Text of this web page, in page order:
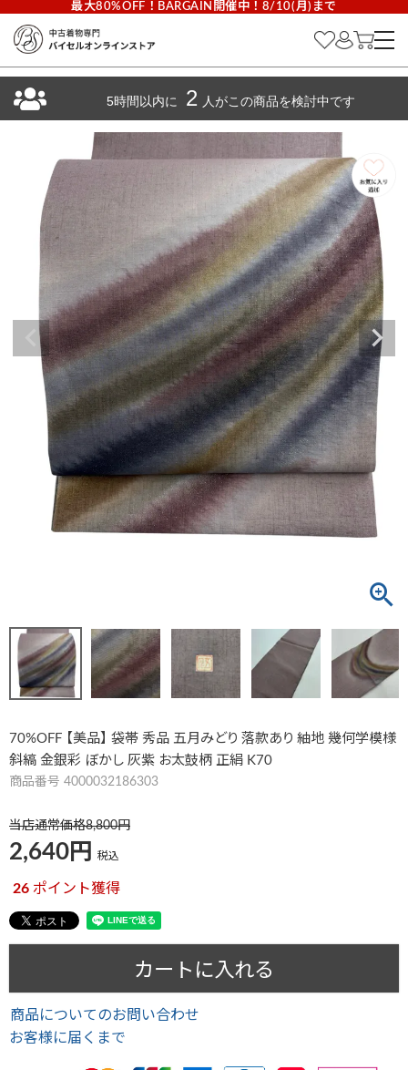
最大80%OFF！BARGAIN開催中！8/10(月)まで
70%OFF 【美品】 袋帯 秀品 五月みどり 落款あり 紬地 幾何学模様
斜縞 金銀彩 ぼかし 灰紫 お太鼓柄 正絹 K70
商品番号 4000032186303
当店通常価格8,800
2,640 税込
26 ポイント獲得
カートに入れる
商品についてのお問い合わせ
お客様に届くまで
5時間以内に 2 人がこの商品を検討中です